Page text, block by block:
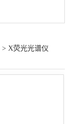
>X荧光光谱仪